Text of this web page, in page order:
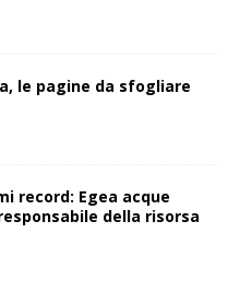
le pagine da sfogliare
record: Egea acque
della risorsa